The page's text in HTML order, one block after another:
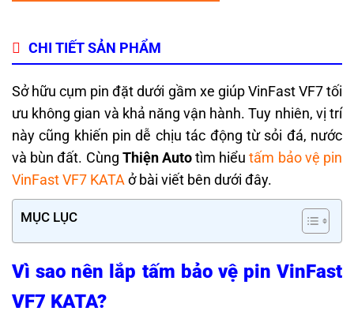
CHI TIẾT SẢN PHẨM
Sở hữu cụm pin đặt dưới gầm xe giúp VinFast VF7 tối
ưu không gian và khả năng vận hành. Tuy nhiên, vị trí
này cũng khiến pin dễ chịu tác động từ sỏi đá, nước
và bùn đất. Cùng Thiện Autotìm hiểutấm bảo vệ pin
VinFast VF7 KATA ở bài viết bên dưới đây.
MỤC LỤC
Vì sao nên lắp tấm bảo vệ pin VinFast
VF7 KATA?